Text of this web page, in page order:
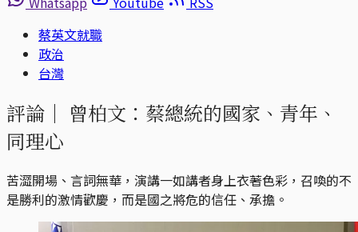
蔡英文就職
政治
台灣
評論｜ 曾柏文：蔡總統的國家、青年、
同理心
苦澀開場、言詞無華，演講一如講者身上衣著色彩，召喚的不
是勝利的激情歡慶，而是國之將危的信任、承擔。